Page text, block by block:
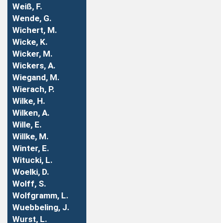
Weiß, F.
Wende, G.
Wichert, M.
Wicke, K.
Wicker, M.
Wickers, A.
Wiegand, M.
Wierach, P.
Wilke, H.
Wilken, A.
Wille, E.
Willke, M.
Winter, E.
Witucki, L.
Woelki, D.
Wolff, S.
Wolfgramm, L.
Wuebbeling, J.
Wurst, L.